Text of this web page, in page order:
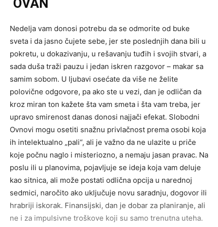
OVAN
Nedelja vam donosi potrebu da se odmorite od buke
sveta i da jasno čujete sebe, jer ste poslednjih dana bili u
pokretu, u dokazivanju, u rešavanju tuđih i svojih stvari, a
sada duša traži pauzu i jedan iskren razgovor – makar sa
samim sobom. U ljubavi osećate da više ne želite
polovične odgovore, pa ako ste u vezi, dan je odličan da
kroz miran ton kažete šta vam smeta i šta vam treba, jer
upravo smirenost danas donosi najjači efekat. Slobodni
Ovnovi mogu osetiti snažnu privlačnost prema osobi koja
ih intelektualno „pali“, ali je važno da ne ulazite u priče
koje počnu naglo i misteriozno, a nemaju jasan pravac. Na
poslu ili u planovima, pojavljuje se ideja koja vam deluje
kao sitnica, ali može postati odlična opcija u narednoj
sedmici, naročito ako uključuje novu saradnju, dogovor ili
hrabriji iskorak. Finansijski, dan je dobar za planiranje, ali
ne i za impulsivne troškove koji su samo trenutna uteha.